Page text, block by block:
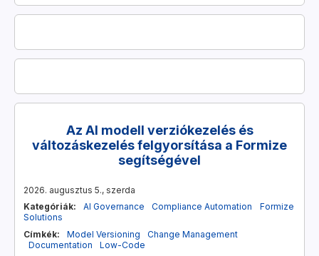
Az AI modell verziókezelés és
változáskezelés felgyorsítása a Formize
segítségével
2026. augusztus 5., szerda
Kategóriák:
AI Governance Compliance Automation
Formize
Solutions
Címkék:
Model Versioning
Change Management
Documentation
Low-Code